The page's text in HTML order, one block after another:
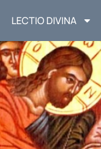
LECTIO DIVINA